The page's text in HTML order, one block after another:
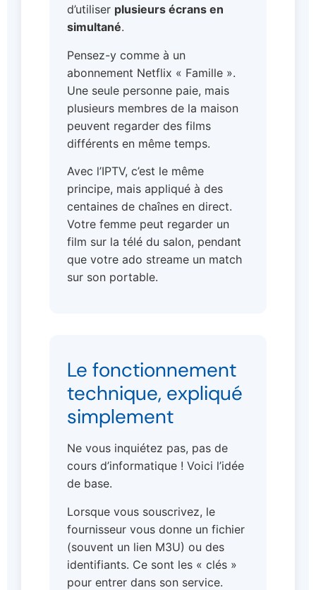
d’utiliser plusieurs écrans en
simultané.
Pensez-y comme à un
abonnement Netflix « Famille ».
Une seule personne paie, mais
plusieurs membres de la maison
peuvent regarder des films
différents en même temps.
Avec l’IPTV, c’est le même
principe, mais appliqué à des
centaines de chaînes en direct.
Votre femme peut regarder un
film sur la télé du salon, pendant
que votre ado streame un match
sur son portable.
Le fonctionnement
technique, expliqué
simplement
Ne vous inquiétez pas, pas de
cours d’informatique ! Voici l’idée
de base.
Lorsque vous souscrivez, le
fournisseur vous donne un fichier
(souvent un lien M3U) ou des
identifiants. Ce sont les « clés »
pour entrer dans son service.